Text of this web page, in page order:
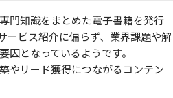
門知識をまとめた電子書籍を発行
ービス紹介に偏らず、業界課題や解
因となっているようです。
やリード獲得につながるコンテン